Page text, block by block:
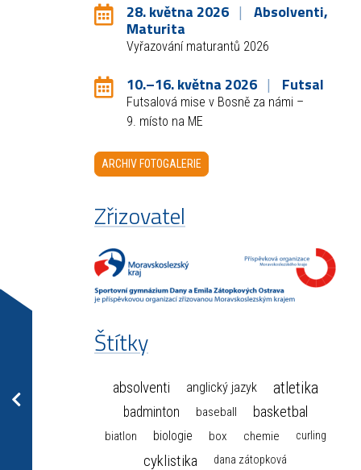
28. května 2026 Absolventi,
Maturita
Vyřazování maturantů 2026
10.–16. května 2026 Futsal
Futsalová mise v Bosně za námi –
9. místo na ME
ARCHIV FOTOGALERIE
Zřizovatel
Štítky
absolventi anglický jazyk atletika
badminton baseball basketbal
biatlon biologie box chemie curling
cyklistika dana zátopková